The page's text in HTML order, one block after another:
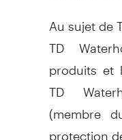
Au sujet de
TD
produits et
TD
(membre
protection